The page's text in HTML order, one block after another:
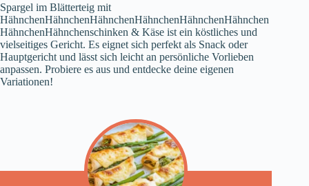
Spargel im Blätterteig mit
HähnchenHähnchenHähnchenHähnchenHähnchenHähnchen
HähnchenHähnchenschinken & Käse ist ein köstliches und
vielseitiges Gericht. Es eignet sich perfekt als Snack oder
Hauptgericht und lässt sich leicht an persönliche Vorlieben
anpassen. Probiere es aus und entdecke deine eigenen
Variationen!